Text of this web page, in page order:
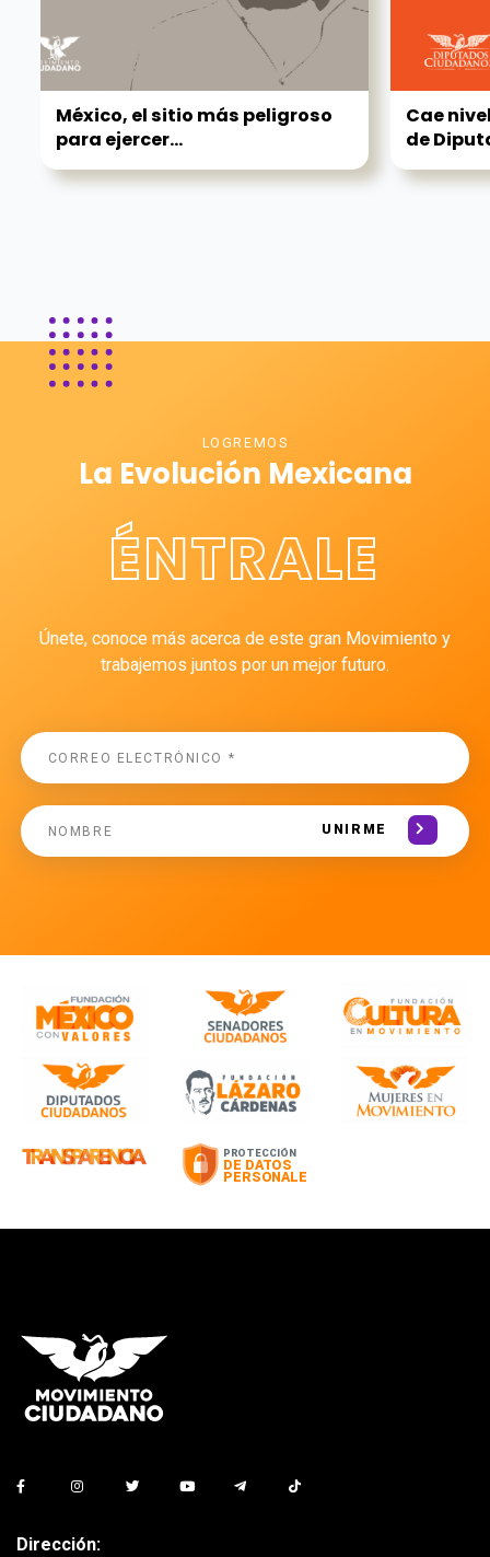
México, el sitio más peligroso
para ejercer...
Cae
de
LOGREMOS
La Evolución Mexicana
ÉNTRALE
Únete, conoce más acerca de este gran Movimiento y
trabajemos juntos por un mejor futuro.
UNIRME
Dirección: